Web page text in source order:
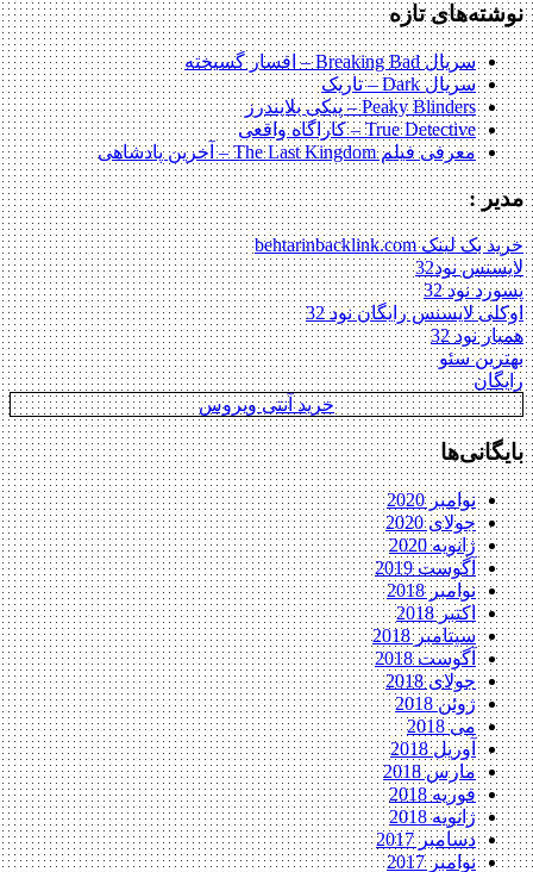
نوشته‌های تازه
سریال Breaking Bad – افسار گسیخته
سریال Dark – تاریک
Peaky Blinders – پیکی بلایندرز
True Detective – کاراگاه واقعی
معرفی فیلم The Last Kingdom – آخرین پادشاهی
مدیر :
خرید بک لینک behtarinbacklink.com
لایسنس نود32
پسورد نود 32
اوکلی لایسنس رایگان نود 32
همیار نود 32
بهترین سئو
رایگان
خرید آنتی ویروس
بایگانی‌ها
نوامبر 2020
جولای 2020
ژانویه 2020
آگوست 2019
نوامبر 2018
اکتبر 2018
سپتامبر 2018
آگوست 2018
جولای 2018
ژوئن 2018
می 2018
آوریل 2018
مارس 2018
فوریه 2018
ژانویه 2018
دسامبر 2017
نوامبر 2017